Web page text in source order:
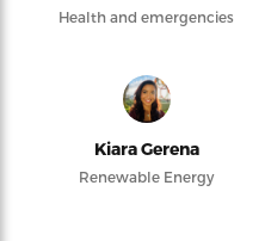
Health and emergencies
Kiara Gerena
Renewable Energy